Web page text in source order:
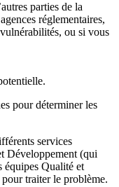
parties de la
réglementaires,
ou si vous
pour déterminer les
services
Développement (qui
équipes Qualité et
traiter le problème.